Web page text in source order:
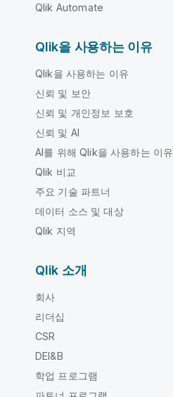
Qlik Automate
Qlik을 사용하는 이유
Qlik을 사용하는 이유
신뢰 및 보안
신뢰 및 개인정보 보호
신뢰 및 AI
AI를 위해 Qlik을 사용하는 이유
Qlik 비교
주요 기술 파트너
데이터 소스 및 대상
Qlik 지역
Qlik 소개
회사
리더십
CSR
DEI&B
학업 프로그램